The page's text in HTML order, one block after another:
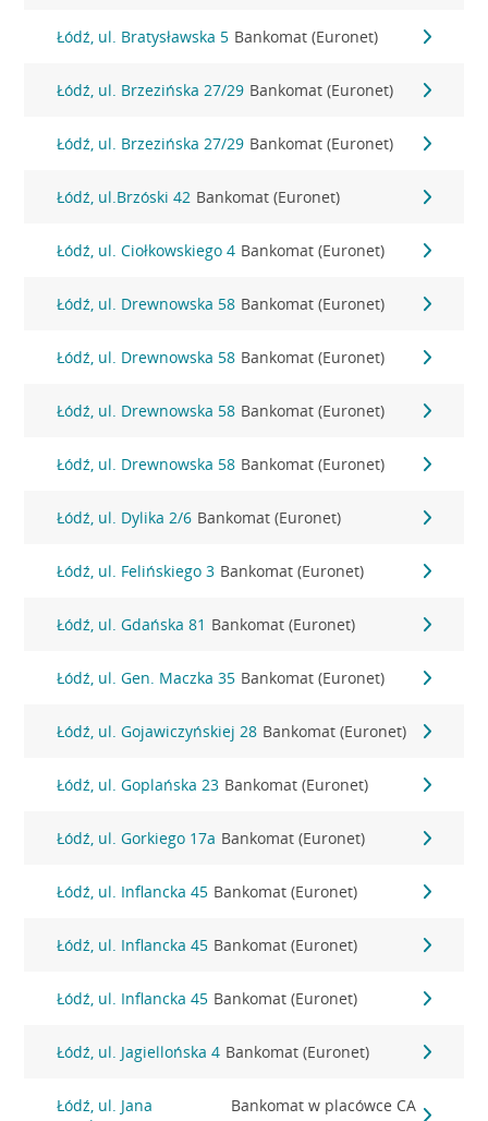
Łódź, ul. Bratysławska 5 Bankomat (Euronet)
Łódź, ul. Brzezińska 27/29 Bankomat (Euronet)
Łódź, ul. Brzezińska 27/29 Bankomat (Euronet)
Łódź, ul.Brzóski 42 Bankomat (Euronet)
Łódź, ul. Ciołkowskiego 4 Bankomat (Euronet)
Łódź, ul. Drewnowska 58 Bankomat (Euronet)
Łódź, ul. Drewnowska 58 Bankomat (Euronet)
Łódź, ul. Drewnowska 58 Bankomat (Euronet)
Łódź, ul. Drewnowska 58 Bankomat (Euronet)
Łódź, ul. Dylika 2/6 Bankomat (Euronet)
Łódź, ul. Felińskiego 3 Bankomat (Euronet)
Łódź, ul. Gdańska 81 Bankomat (Euronet)
Łódź, ul. Gen. Maczka 35 Bankomat (Euronet)
Łódź, ul. Gojawiczyńskiej 28 Bankomat (Euronet)
Łódź, ul. Goplańska 23 Bankomat (Euronet)
Łódź, ul. Gorkiego 17a Bankomat (Euronet)
Łódź, ul. Inflancka 45 Bankomat (Euronet)
Łódź, ul. Inflancka 45 Bankomat (Euronet)
Łódź, ul. Inflancka 45 Bankomat (Euronet)
Łódź, ul. Jagiellońska 4 Bankomat (Euronet)
Łódź, ul. Jana
Bankomat w placówce CA